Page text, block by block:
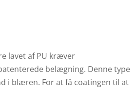
lavet af PU kræver
belægning. Denne type
i blæren. For at få coatingen til at